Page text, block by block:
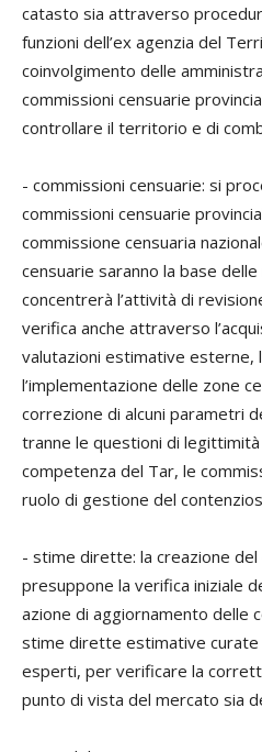
catasto sia attraverso
funzioni dell’ex agenzia del
coinvolgimento delle
commissioni censuarie
controllare il territorio e di
- commissioni censuarie: si
commissioni censuarie
commissione censuaria
censuarie saranno la base
concentrerà l’attività di
verifica anche attraverso
valutazioni estimative esterne,
l’implementazione delle zone
correzione di alcuni parametri
tranne le questioni di
competenza del Tar, le
ruolo di gestione del
- stime dirette: la creazione
presuppone la verifica iniziale
azione di aggiornamento delle
stime dirette estimative
esperti, per verificare la
punto di vista del mercato sia